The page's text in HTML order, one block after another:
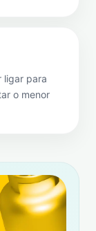
ligar para
o menor